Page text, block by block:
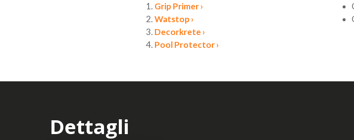
1. Grip Primer ›
2.Watstop ›
3. Decorkrete ›
4. Pool Protector ›
Dettagli